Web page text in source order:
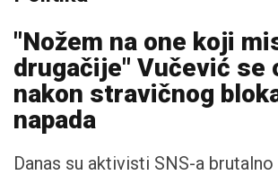
"Nožem na one koji
drugačije" Vučević se
nakon stravičnog
napada
Danas su aktivisti SNS-a brutalno